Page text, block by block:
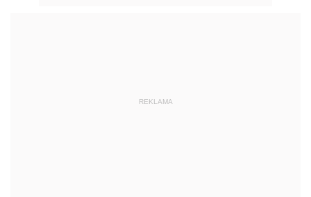
REKLAMA